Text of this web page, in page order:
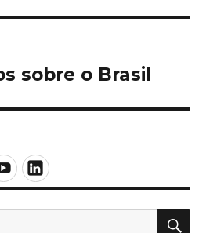
sobre o Brasil
YouTubeLinkedIn